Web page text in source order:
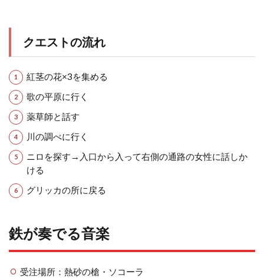
クエストの流れ
紅茎の花×3を集める
歌の平原に行く
薬草師と話す
川の調べに行く
ニロを探す→入口から入って右側の通路の女性に話しか
ける
グリッカの所に戻る
鉄が奏でる音楽
受注場所：熱砂の槍・ソコーラ